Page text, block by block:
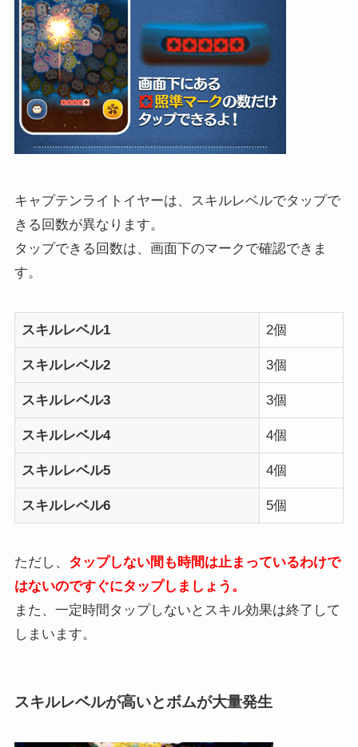
キャプテンライトイヤーは、スキルレベルでタップで
きる回数が異なります。
タップできる回数は、画面下のマークで確認できま
す。
スキルレベル1 2個
スキルレベル2 3個
スキルレベル3 3個
スキルレベル4 4個
スキルレベル5 4個
スキルレベル6 5個
ただし、 タップしない間も時間は止まっているわけで
はないのですぐにタップしましょう。
また、一定時間タップしないとスキル効果は終了して
しまいます。
スキルレベルが高いとボムが大量発生